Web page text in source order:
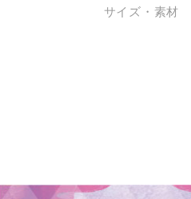
サイズ・素材